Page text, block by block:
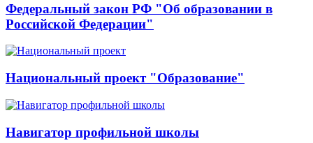
Федеральный закон РФ "Об образовании в
Российской Федерации"
Национальный проект "Образование"
Навигатор профильной школы